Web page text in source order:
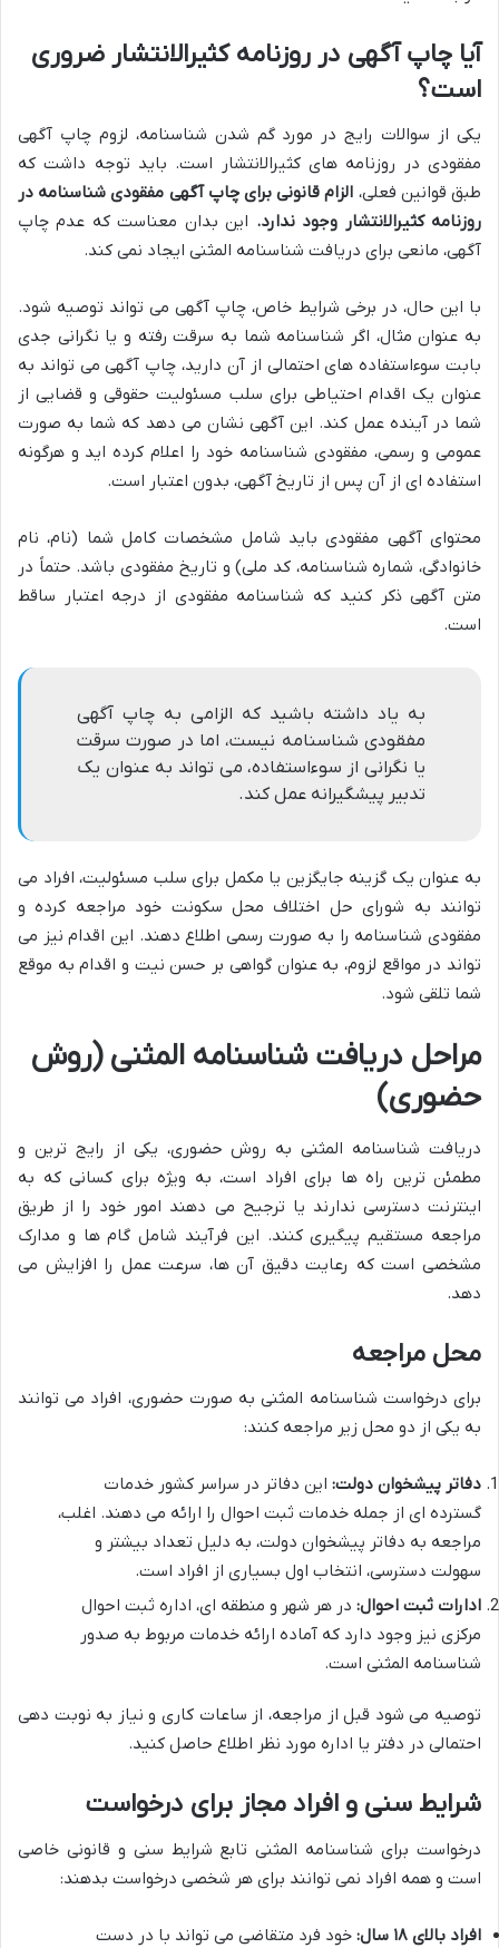
آیا چاپ آگهی در روزنامه کثیرالانتشار ضروری
است؟
یکی از سوالات رایج در مورد گم شدن شناسنامه، لزوم چاپ آگهی
مفقودی در روزنامه های کثیرالانتشار است. باید توجه داشت که
طبق قوانین فعلی، الزام قانونی برای چاپ آگهی مفقودی شناسنامه در
روزنامه کثیرالانتشار وجود ندارد. این بدان معناست که عدم چاپ
آگهی، مانعی برای دریافت شناسنامه المثنی ایجاد نمی کند.
با این حال، در برخی شرایط خاص، چاپ آگهی می تواند توصیه شود.
به عنوان مثال، اگر شناسنامه شما به سرقت رفته و یا نگرانی جدی
بابت سوءاستفاده های احتمالی از آن دارید، چاپ آگهی می تواند به
عنوان یک اقدام احتیاطی برای سلب مسئولیت حقوقی و قضایی از
شما در آینده عمل کند. این آگهی نشان می دهد که شما به صورت
عمومی و رسمی، مفقودی شناسنامه خود را اعلام کرده اید و هرگونه
استفاده ای از آن پس از تاریخ آگهی، بدون اعتبار است.
محتوای آگهی مفقودی باید شامل مشخصات کامل شما (نام، نام
خانوادگی، شماره شناسنامه، کد ملی) و تاریخ مفقودی باشد. حتماً در
متن آگهی ذکر کنید که شناسنامه مفقودی از درجه اعتبار ساقط
است.
به یاد داشته باشید که الزامی به چاپ آگهی
مفقودی شناسنامه نیست، اما در صورت سرقت
یا نگرانی از سوءاستفاده، می تواند به عنوان یک
تدبیر پیشگیرانه عمل کند.
به عنوان یک گزینه جایگزین یا مکمل برای سلب مسئولیت، افراد می
توانند به شورای حل اختلاف محل سکونت خود مراجعه کرده و
مفقودی شناسنامه را به صورت رسمی اطلاع دهند. این اقدام نیز می
تواند در مواقع لزوم، به عنوان گواهی بر حسن نیت و اقدام به موقع
شما تلقی شود.
مراحل دریافت شناسنامه المثنی (روش
حضوری)
دریافت شناسنامه المثنی به روش حضوری، یکی از رایج ترین و
مطمئن ترین راه ها برای افراد است، به ویژه برای کسانی که به
اینترنت دسترسی ندارند یا ترجیح می دهند امور خود را از طریق
مراجعه مستقیم پیگیری کنند. این فرآیند شامل گام ها و مدارک
مشخصی است که رعایت دقیق آن ها، سرعت عمل را افزایش می
دهد.
محل مراجعه
برای درخواست شناسنامه المثنی به صورت حضوری، افراد می توانند
به یکی از دو محل زیر مراجعه کنند:
دفاتر پیشخوان دولت: این دفاتر در سراسر کشور خدمات
گسترده ای از جمله خدمات ثبت احوال را ارائه می دهند. اغلب،
مراجعه به دفاتر پیشخوان دولت، به دلیل تعداد بیشتر و
سهولت دسترسی، انتخاب اول بسیاری از افراد است.
ادارات ثبت احوال: در هر شهر و منطقه ای، اداره ثبت احوال
مرکزی نیز وجود دارد که آماده ارائه خدمات مربوط به صدور
شناسنامه المثنی است.
توصیه می شود قبل از مراجعه، از ساعات کاری و نیاز به نوبت دهی
احتمالی در دفتر یا اداره مورد نظر اطلاع حاصل کنید.
شرایط سنی و افراد مجاز برای درخواست
درخواست برای شناسنامه المثنی تابع شرایط سنی و قانونی خاصی
است و همه افراد نمی توانند برای هر شخصی درخواست بدهند:
افراد بالای ۱۸ سال:
خود فرد متقاضی می تواند با در دست